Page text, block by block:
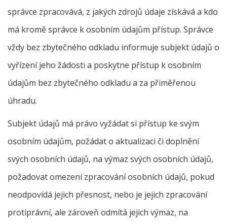
správce zpracovává, z jakých zdrojů údaje získává a kdo
má kromě správce k osobním údajům přístup. Správce
vždy bez zbytečného odkladu informuje subjekt údajů o
vyřízení jeho žádosti a poskytne přístup k osobním
údajům bez zbytečného odkladu a za přiměřenou
úhradu.
Subjekt údajů má právo vyžádat si přístup ke svým
osobním údajům, požádat o aktualizaci či doplnění
svých osobních údajů, na výmaz svých osobních údajů,
požadovat omezení zpracování osobních údajů, pokud
neodpovídá jejich přesnost, nebo je jejich zpracování
protiprávní, ale zároveň odmítá jejich výmaz, na